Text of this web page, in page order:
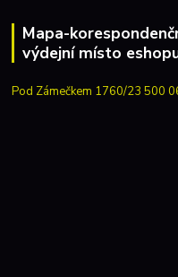
Mapa-
výdejní místo
Pod Zámečkem 1760/23 500